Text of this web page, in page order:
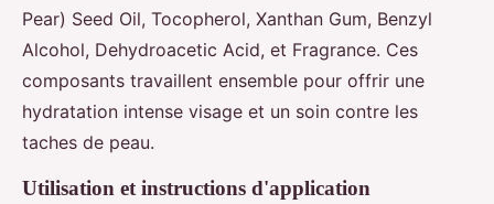
Pear) Seed Oil, Tocopherol, Xanthan Gum, Benzyl
Alcohol, Dehydroacetic Acid, et Fragrance. Ces
composants travaillent ensemble pour offrir une
hydratation intense visage et un soin contre les
taches de peau.
Utilisation et instructions d'application